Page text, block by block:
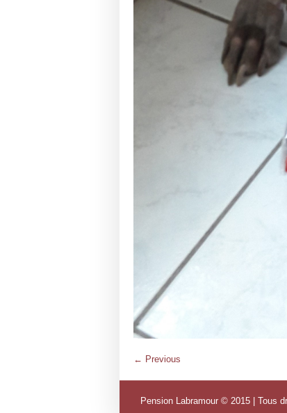
← Previous
Pension Labramour © 2015 | Tous